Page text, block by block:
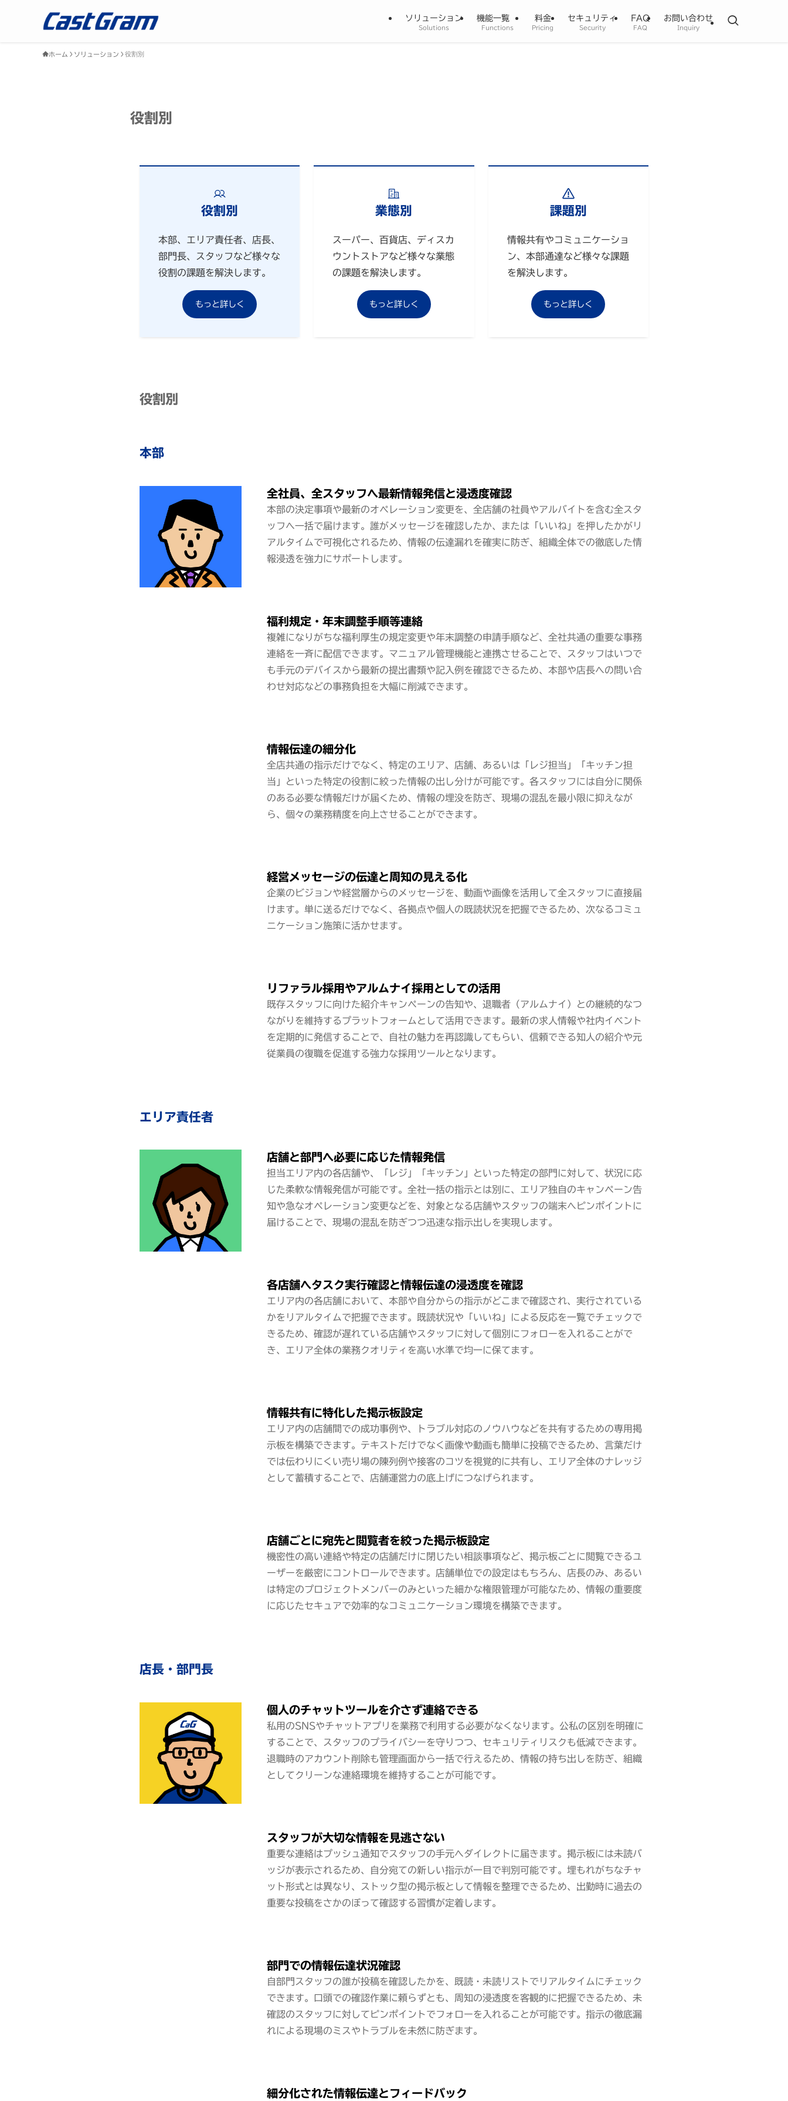
ソリューション
Solutions
機能一覧
Functions
料金
Pricing
セキュリティ
Security
FAQ
FAQ
お問い合わせ
Inquiry
ホーム ソリューション 役割別
役割別
役割別
本部、エリア責任者、店長、
部門長、スタッフなど様々な
役割の課題を解決します。
もっと詳しく
業態別
スーパー、百貨店、ディスカ
ウントストアなど様々な業態
の課題を解決します。
もっと詳しく
課題別
情報共有やコミュニケーショ
ン、本部通達など様々な課題
を解決します。
もっと詳しく
役割別
本部
全社員、全スタッフへ最新情報発信と浸透度確認
本部の決定事項や最新のオペレーション変更を、全店舗の社員やアルバイトを含む全スタ
ッフへ一括で届けます。誰がメッセージを確認したか、または「いいね」を押したかがリ
アルタイムで可視化されるため、情報の伝達漏れを確実に防ぎ、組織全体での徹底した情
報浸透を強力にサポートします。
福利規定・年末調整手順等連絡
複雑になりがちな福利厚生の規定変更や年末調整の申請手順など、全社共通の重要な事務
連絡を一斉に配信できます。マニュアル管理機能と連携させることで、スタッフはいつで
も手元のデバイスから最新の提出書類や記入例を確認できるため、本部や店長への問い合
わせ対応などの事務負担を大幅に削減できます。
情報伝達の細分化
全店共通の指示だけでなく、特定のエリア、店舗、あるいは「レジ担当」「キッチン担
当」といった特定の役割に絞った情報の出し分けが可能です。各スタッフには自分に関係
のある必要な情報だけが届くため、情報の埋没を防ぎ、現場の混乱を最小限に抑えなが
ら、個々の業務精度を向上させることができます。
経営メッセージの伝達と周知の見える化
企業のビジョンや経営層からのメッセージを、動画や画像を活用して全スタッフに直接届
けます。単に送るだけでなく、各拠点や個人の既読状況を把握できるため、次なるコミュ
ニケーション施策に活かせます。
リファラル採用やアルムナイ採用としての活用
既存スタッフに向けた紹介キャンペーンの告知や、退職者（アルムナイ）との継続的なつ
ながりを維持するプラットフォームとして活用できます。最新の求人情報や社内イベント
を定期的に発信することで、自社の魅力を再認識してもらい、信頼できる知人の紹介や元
従業員の復職を促進する強力な採用ツールとなります。
エリア責任者
店舗と部門へ必要に応じた情報発信
担当エリア内の各店舗や、「レジ」「キッチン」といった特定の部門に対して、状況に応
じた柔軟な情報発信が可能です。全社一括の指示とは別に、エリア独自のキャンペーン告
知や急なオペレーション変更などを、対象となる店舗やスタッフの端末へピンポイントに
届けることで、現場の混乱を防ぎつつ迅速な指示出しを実現します。
各店舗へタスク実行確認と情報伝達の浸透度を確認
エリア内の各店舗において、本部や自分からの指示がどこまで確認され、実行されている
かをリアルタイムで把握できます。既読状況や「いいね」による反応を一覧でチェックで
きるため、確認が遅れている店舗やスタッフに対して個別にフォローを入れることがで
き、エリア全体の業務クオリティを高い水準で均一に保てます。
情報共有に特化した掲示板設定
エリア内の店舗間での成功事例や、トラブル対応のノウハウなどを共有するための専用掲
示板を構築できます。テキストだけでなく画像や動画も簡単に投稿できるため、言葉だけ
では伝わりにくい売り場の陳列例や接客のコツを視覚的に共有し、エリア全体のナレッジ
として蓄積することで、店舗運営力の底上げにつなげられます。
店舗ごとに宛先と閲覧者を絞った掲示板設定
機密性の高い連絡や特定の店舗だけに閉じたい相談事項など、掲示板ごとに閲覧できるユ
ーザーを厳密にコントロールできます。店舗単位での設定はもちろん、店長のみ、あるい
は特定のプロジェクトメンバーのみといった細かな権限管理が可能なため、情報の重要度
に応じたセキュアで効率的なコミュニケーション環境を構築できます。
店長・部門長
個人のチャットツールを介さず連絡できる
私用のSNSやチャットアプリを業務で利用する必要がなくなります。公私の区別を明確に
することで、スタッフのプライバシーを守りつつ、セキュリティリスクも低減できます。
退職時のアカウント削除も管理画面から一括で行えるため、情報の持ち出しを防ぎ、組織
としてクリーンな連絡環境を維持することが可能です。
スタッフが大切な情報を見逃さない
重要な連絡はプッシュ通知でスタッフの手元へダイレクトに届きます。掲示板には未読バ
ッジが表示されるため、自分宛ての新しい指示が一目で判別可能です。埋もれがちなチャ
ット形式とは異なり、ストック型の掲示板として情報を整理できるため、出勤時に過去の
重要な投稿をさかのぼって確認する習慣が定着します。
部門での情報伝達状況確認
自部門スタッフの誰が投稿を確認したかを、既読・未読リストでリアルタイムにチェック
できます。口頭での確認作業に頼らずとも、周知の浸透度を客観的に把握できるため、未
確認のスタッフに対してピンポイントでフォローを入れることが可能です。指示の徹底漏
れによる現場のミスやトラブルを未然に防ぎます。
細分化された情報伝達とフィードバック